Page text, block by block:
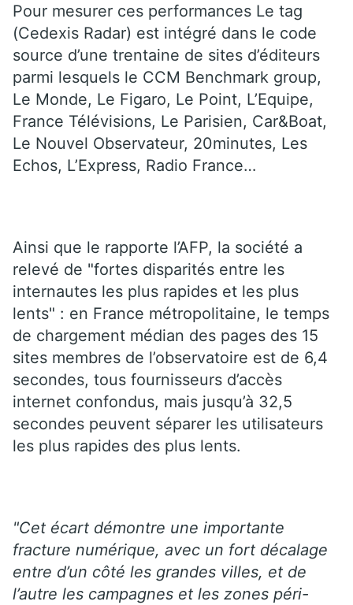
Pour mesurer ces performances Le tag
(Cedexis Radar) est intégré dans le code
source d’une trentaine de sites d’éditeurs
parmi lesquels le CCM Benchmark group,
Le Monde, Le Figaro, Le Point, L’Equipe,
France Télévisions, Le Parisien, Car&Boat,
Le Nouvel Observateur, 20minutes, Les
Echos, L’Express, Radio France…
Ainsi que le rapporte l’AFP, la société a
relevé de "fortes disparités entre les
internautes les plus rapides et les plus
lents" : en France métropolitaine, le temps
de chargement médian des pages des 15
sites membres de l’observatoire est de 6,4
secondes, tous fournisseurs d’accès
internet confondus, mais jusqu’à 32,5
secondes peuvent séparer les utilisateurs
les plus rapides des plus lents.
"Cet écart démontre une importante
fracture numérique, avec un fort décalage
entre d’un côté les grandes villes, et de
l’autre les campagnes et les zones péri-